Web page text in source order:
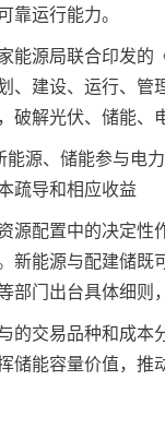
靠运行能力。
源局联合印发的
、建设、运行、
破解光伏、储能、
、储能参与电力
疏导和相应收益
配置中的决定性
新能源与配建储
部门出台具体细则
交易品种和成本
储能容量价值，推